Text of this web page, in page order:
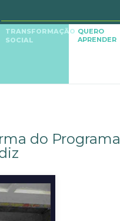
TRANSFORMAÇÃO
SOCIAL
QUERO
APRENDER
do Programa